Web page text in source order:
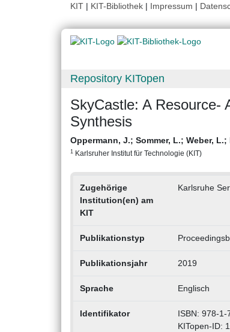
KIT | KIT-Bibliothek | Impressum |
Repository KITopen
SkyCastle: A Resource-
Synthesis
Oppermann, J.; Sommer, L.; Weber, L.;
1 Karlsruher Institut für Technologie (KIT)
Zugehörige
Institution(en) am
KIT
Karlsruhe
Publikationstyp
Publikationsjahr 2019
Sprache Englisch
Identifikator
ISBN: 978-1-
KITopen-ID: